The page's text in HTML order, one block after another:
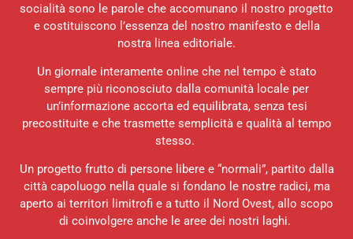
socialità sono le parole che accomunano il nostro progetto
e costituiscono l’essenza del nostro manifesto e della
nostra linea editoriale.
Un giornale interamente online che nel tempo è stato
sempre più riconosciuto dalla comunità locale per
un’informazione accorta ed equilibrata, senza tesi
precostituite e che trasmette semplicità e qualità al tempo
stesso.
Un progetto frutto di persone libere e “normali”, partito dalla
città capoluogo nella quale si fondano le nostre radici, ma
aperto ai territori limitrofi e a tutto il Nord Ovest, allo scopo
di coinvolgere anche le aree dei nostri laghi.